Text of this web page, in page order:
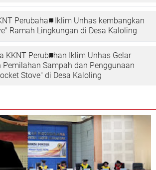
Perubahan Iklim Unhas kembangkan
Ramah Lingkungan di Desa Kaloling
KKNT Perubahan Iklim Unhas Gelar
Pemilahan Sampah dan Penggunaan
Stove" di Desa Kaloling